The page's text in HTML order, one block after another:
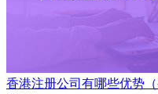
香港注册公司有哪些优势